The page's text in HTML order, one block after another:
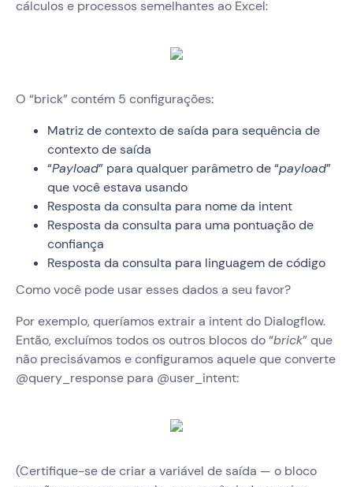
cálculos e processos semelhantes ao Excel:
O “brick” contém 5 configurações:
Matriz de contexto de saída para sequência de
contexto de saída
“Payload” para qualquer parâmetro de “payload”
que você estava usando
Resposta da consulta para nome da intent
Resposta da consulta para uma pontuação de
confiança
Resposta da consulta para linguagem de código
Como você pode usar esses dados a seu favor?
Por exemplo, queríamos extrair a intent do Dialogflow.
Então, excluímos todos os outros blocos do “brick” que
não precisávamos e configuramos aquele que converte
@query_response para @user_intent:
(Certifique-se de criar a variável de saída — o bloco